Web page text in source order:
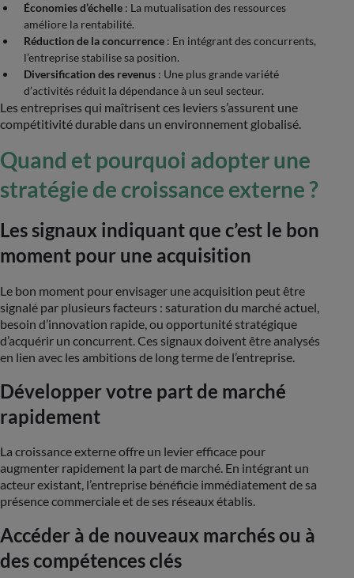
Économies d’échelle : La mutualisation des ressources
améliore la rentabilité.
Réduction de la concurrence : En intégrant des concurrents,
l’entreprise stabilise sa position.
Diversification des revenus : Une plus grande variété
d’activités réduit la dépendance à un seul secteur.
Les entreprises qui maîtrisent ces leviers s’assurent une
compétitivité durable dans un environnement globalisé.
Quand et pourquoi adopter une
stratégie de croissance externe ?
Les signaux indiquant que c’est le bon
moment pour une acquisition
Le bon moment pour envisager une acquisition peut être
signalé par plusieurs facteurs : saturation du marché actuel,
besoin d’innovation rapide, ou opportunité stratégique
d’acquérir un concurrent. Ces signaux doivent être analysés
en lien avec les ambitions de long terme de l’entreprise​.
Développer votre part de marché
rapidement
La croissance externe offre un levier efficace pour
augmenter rapidement la part de marché. En intégrant un
acteur existant, l’entreprise bénéficie immédiatement de sa
présence commerciale et de ses réseaux établis​.
Accéder à de nouveaux marchés ou à
des compétences clés